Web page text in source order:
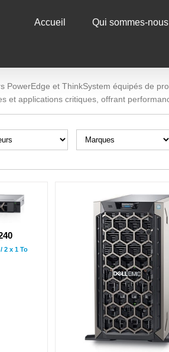
Accueil Qui sommes-nous
et ThinkSystem équipés de
applications critiques, offrant
2 x 1 To